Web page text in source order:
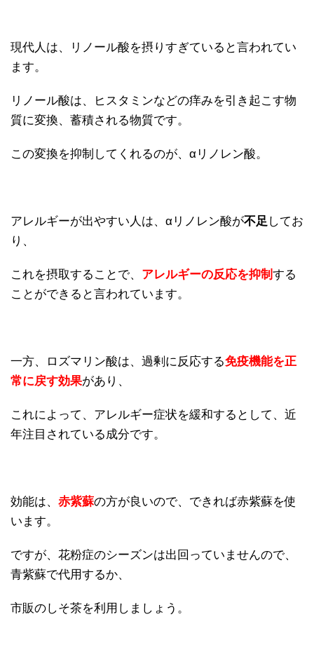
現代人は、リノール酸を摂りすぎていると言われてい
ます。
リノール酸は、ヒスタミンなどの痒みを引き起こす物
質に変換、蓄積される物質です。
この変換を抑制してくれるのが、αリノレン酸。
アレルギーが出やすい人は、αリノレン酸が不足 してお
り、
これを摂取することで、 アレルギーの反応を抑制 する
ことができると言われています。
一方、ロズマリン酸は、過剰に反応する免疫機能を正
常に戻す効果があり、
これによって、アレルギー症状を緩和するとして、近
年注目されている成分です。
効能は、 赤紫蘇の方が良いので、できれば赤紫蘇を使
います。
ですが、花粉症のシーズンは出回っていませんので、
青紫蘇で代用するか、
市販のしそ茶を利用しましょう。